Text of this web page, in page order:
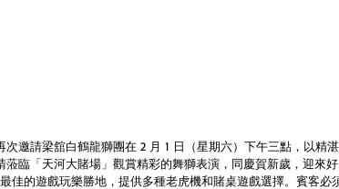
次邀請梁舘白鶴龍獅團在 2 月 1 日（星期六）下午三點，以精
蒞臨「天河大賭場」觀賞精彩的舞獅表演，同慶賀新歲，迎來好
佳的遊戲玩樂勝地，提供多種老虎機和賭桌遊戲選擇。賓客必